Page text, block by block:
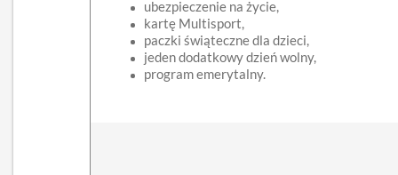
ubezpieczenie na życie,
kartę Multisport,
paczki świąteczne dla dzieci,
jeden dodatkowy dzień wolny,
program emerytalny.